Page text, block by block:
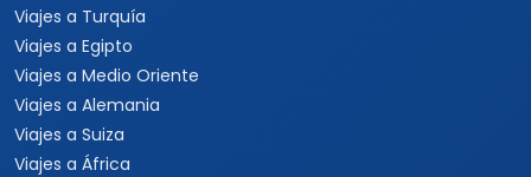
Viajes a Turquía
Viajes a Egipto
Viajes a Medio Oriente
Viajes a Alemania
Viajes a Suiza
Viajes a África